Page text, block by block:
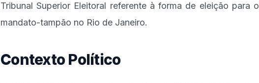
Tribunal Superior Eleitoral referente à forma de eleição para o
mandato-tampão no Rio de Janeiro.
Contexto Político